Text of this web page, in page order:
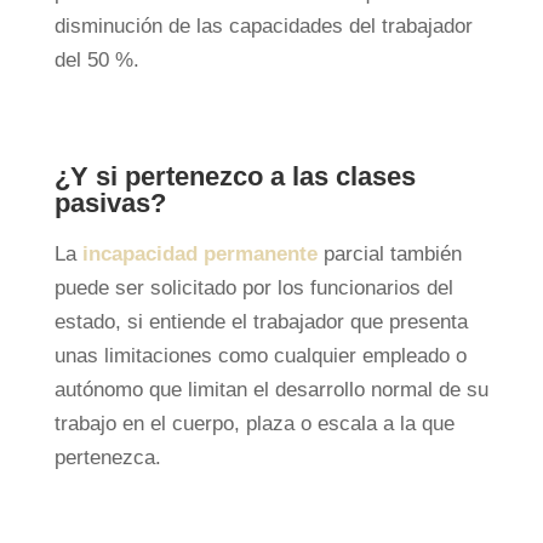
disminución de las capacidades del trabajador
del 50 %.
¿Y si pertenezco a las clases
pasivas?
La incapacidad permanente parcial también
puede ser solicitado por los funcionarios del
estado, si entiende el trabajador que presenta
unas limitaciones como cualquier empleado o
autónomo que limitan el desarrollo normal de su
trabajo en el cuerpo, plaza o escala a la que
pertenezca.